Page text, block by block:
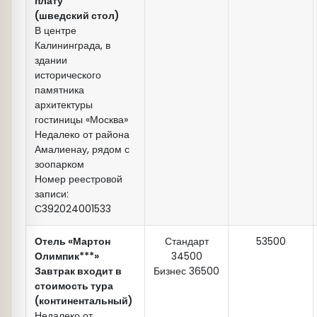
Продолжительность экскурсии
Продолжительность экскурсии 6-7 часов.
Продолжительность экскурсии 8-9 часов.
Пальмникен
«Шлосс-
отеля»
памятник Петру
(шведский стол)
В центре
Калининграда, в
здании
исторического
памятника
архитектуры
гостиницы «Москва»
Недалеко от района
Амалиенау, рядом с
зоопарком
Номер реестровой
записи:
С392024001533
Отель «Мартон
Олимпик***»
Завтрак входит в
стоимость тура
(континентальный)
Стандарт
34500
Бизнес 36500
53500